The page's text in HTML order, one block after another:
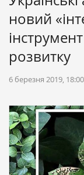
новий
розвитку
6 березня 2019, 18:00